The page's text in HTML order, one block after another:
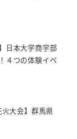
日本大学商学部
４つの体験イベ
火大会】群馬県